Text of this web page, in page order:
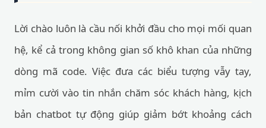
Lời chào luôn là cầu nối khởi đầu cho mọi mối quan
hệ, kể cả trong không gian số khô khan của những
dòng mã code. Việc đưa các biểu tượng vẫy tay,
mỉm cười vào tin nhắn chăm sóc khách hàng, kịch
bản chatbot tự động giúp giảm bớt khoảng cách